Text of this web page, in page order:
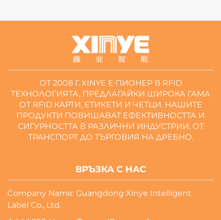
ОТ 2008 Г. XINYE Е ПИОНЕР В RFID
ТЕХНОЛОГИЯТА, ПРЕДЛАГАЙКИ ШИРОКА ГАМА
ОТ RFID КАРТИ, ЕТИКЕТИ И ЧЕТЦИ. НАШИТЕ
ПРОДУКТИ ПОВИШАВАТ ЕФЕКТИВНОСТТА И
СИГУРНОСТТА В РАЗЛИЧНИ ИНДУСТРИИ, ОТ
ТРАНСПОРТ ДО ТЪРГОВИЯ НА ДРЕБНО.
ВРЪЗКА С НАС
Company Name: Guangdong Xinye Intelligent
Label Co., Ltd.